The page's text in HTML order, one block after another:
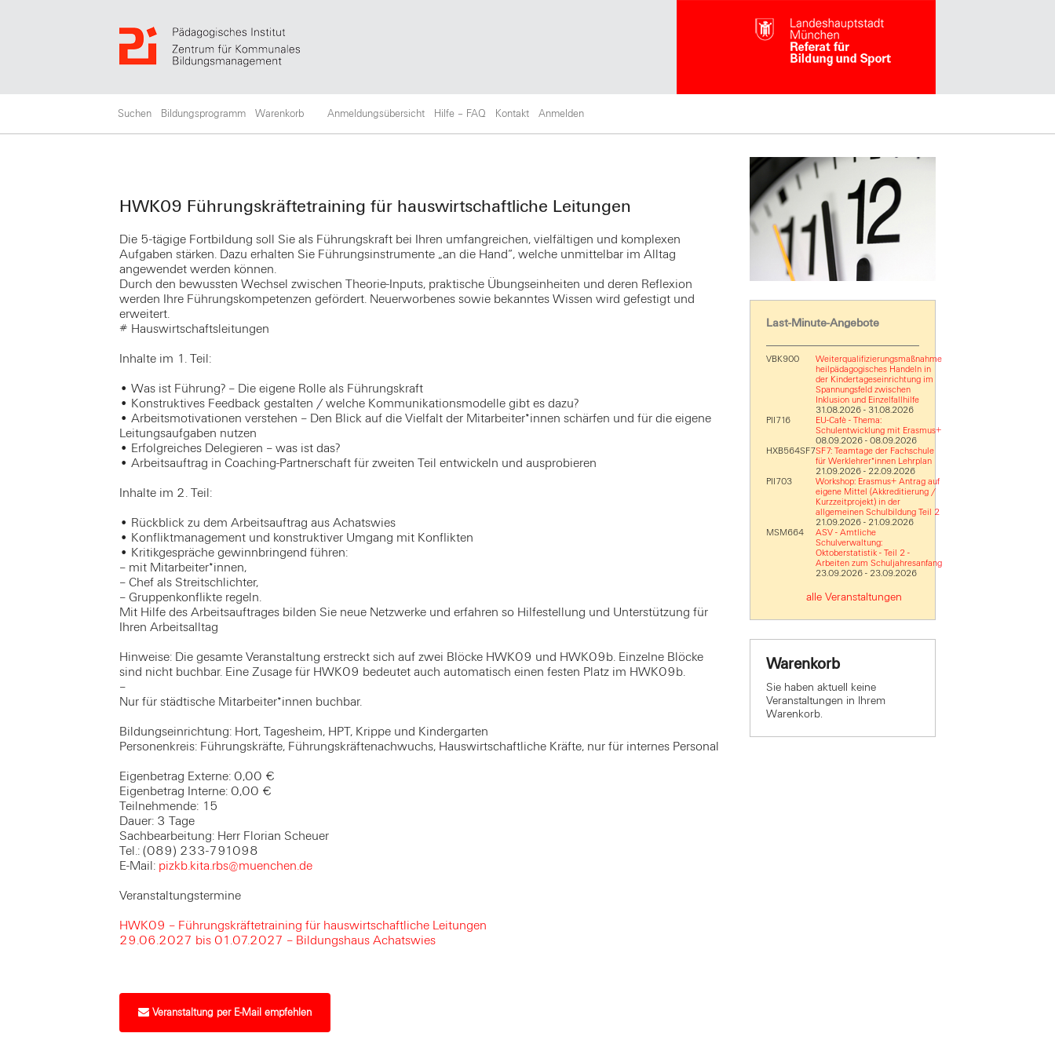
Suchen Bildungsprogramm Warenkorb Anmeldungsübersicht Hilfe – FAQ Kontakt Anmelden
HWK09 Führungskräftetraining für hauswirtschaftliche Leitungen
Die 5-tägige Fortbildung soll Sie als Führungskraft bei Ihren umfangreichen, vielfältigen und komplexen
Aufgaben stärken. Dazu erhalten Sie Führungsinstrumente „an die Hand“, welche unmittelbar im Alltag
angewendet werden können.
Durch den bewussten Wechsel zwischen Theorie-Inputs, praktische Übungseinheiten und deren Reflexion
werden Ihre Führungskompetenzen gefördert. Neuerworbenes sowie bekanntes Wissen wird gefestigt und
erweitert.
# Hauswirtschaftsleitungen
Inhalte im 1. Teil:
• Was ist Führung? – Die eigene Rolle als Führungskraft
• Konstruktives Feedback gestalten / welche Kommunikationsmodelle gibt es dazu?
• Arbeitsmotivationen verstehen – Den Blick auf die Vielfalt der Mitarbeiter*innen schärfen und für die eigene
Leitungsaufgaben nutzen
• Erfolgreiches Delegieren – was ist das?
• Arbeitsauftrag in Coaching-Partnerschaft für zweiten Teil entwickeln und ausprobieren
Inhalte im 2. Teil:
• Rückblick zu dem Arbeitsauftrag aus Achatswies
• Konfliktmanagement und konstruktiver Umgang mit Konflikten
• Kritikgespräche gewinnbringend führen:
– mit Mitarbeiter*innen,
– Chef als Streitschlichter,
– Gruppenkonflikte regeln.
Mit Hilfe des Arbeitsauftrages bilden Sie neue Netzwerke und erfahren so Hilfestellung und Unterstützung für
Ihren Arbeitsalltag
Hinweise: Die gesamte Veranstaltung erstreckt sich auf zwei Blöcke HWK09 und HWK09b. Einzelne Blöcke
sind nicht buchbar. Eine Zusage für HWK09 bedeutet auch automatisch einen festen Platz im HWK09b.
–
Nur für städtische Mitarbeiter*innen buchbar.
Bildungseinrichtung: Hort, Tagesheim, HPT, Krippe und Kindergarten
Personenkreis: Führungskräfte, Führungskräftenachwuchs, Hauswirtschaftliche Kräfte, nur für internes Personal
Eigenbetrag Externe: 0,00 €
Eigenbetrag Interne: 0,00 €
Teilnehmende: 15
Dauer: 3 Tage
Sachbearbeitung: Herr Florian Scheuer
Tel.: (089) 233-791098
E-Mail: pizkb.kita.rbs@muenchen.de
Veranstaltungstermine
HWK09 – Führungskräftetraining für hauswirtschaftliche Leitungen
29.06.2027 bis 01.07.2027 – Bildungshaus Achatswies
Veranstaltung per E-Mail empfehlen
Last-Minute-Angebote
VBK900
Weiterqualifizierungsmaßnahme
heilpädagogisches Handeln in
der Kindertageseinrichtung im
Spannungsfeld zwischen
Inklusion und Einzelfallhilfe
31.08.2026 - 31.08.2026
PII716
EU-Cafè - Thema:
Schulentwicklung mit Erasmus+
08.09.2026 - 08.09.2026
HXB564SF7SF7: Teamtage der Fachschule
für Werklehrer*innen Lehrplan
21.09.2026 - 22.09.2026
PII703
Workshop: Erasmus+ Antrag auf
eigene Mittel (Akkreditierung /
Kurzzeitprojekt) in der
allgemeinen Schulbildung Teil 2
21.09.2026 - 21.09.2026
MSM664
ASV - Amtliche
Schulverwaltung:
Oktoberstatistik - Teil 2 -
Arbeiten zum Schuljahresanfang
23.09.2026 - 23.09.2026
alle Veranstaltungen
Warenkorb
Sie haben aktuell keine
Veranstaltungen in Ihrem
Warenkorb.